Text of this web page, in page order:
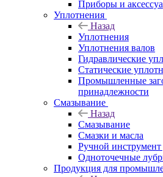
Приборы и
Уплотнения
Назад
Уплотнения
Уплотнения валов
Гидравлические
Статические
Промышленные
принадлежности
Смазывание
Назад
Смазывание
Смазки и масла
Ручной
Одноточечные
Продукция для